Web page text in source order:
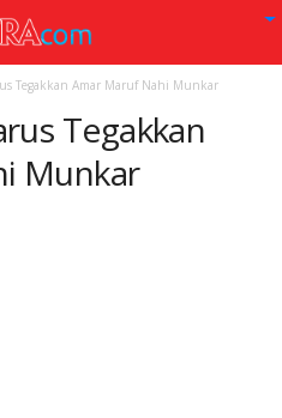
Tegakkan Amar Maruf Nahi Munkar
Tegakkan
Munkar